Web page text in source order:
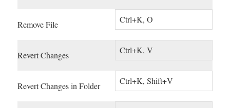
Remove File Ctrl+K, O
Revert Changes Ctrl+K, V
Revert Changes in Folder Ctrl+K, Shift+V